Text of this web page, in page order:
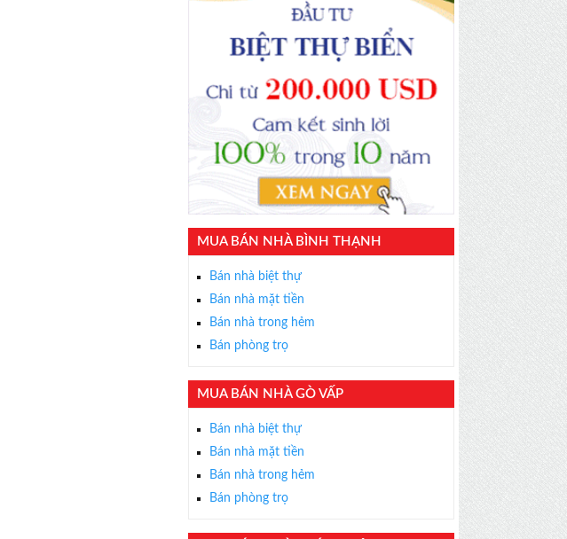
Với hơn 1000 căn nhà và 50 sales thân thiện, nhiệt tình,
×
MUA BÁN NHÀ BÌNH THẠNH
Bán nhà biệt thự
Bán nhà mặt tiền
Bán nhà trong hẻm
Bán phòng trọ
MUA BÁN NHÀ GÒ VẤP
Bán nhà biệt thự
Bán nhà mặt tiền
Bán nhà trong hẻm
Bán phòng trọ